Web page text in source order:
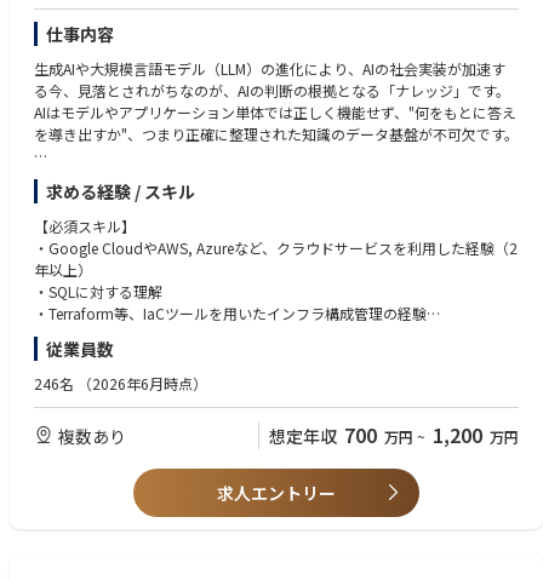
▍入社後のフロー
■Step1 まずは開発体制や既存コードを理解してもらうために
・いくつかの小規模な開発業務（1ヶ月程度）
・既存エンジニアとの開発を通してのコミュニケーション
■Step2 主にお任せしたい業務
・開発の要件検討と設計
・日々のコードレビューと参加エンジニアへのアドバイス
・チームの生産性向上のための開発フロー改善
■Step3 適性に合わせて将来お任せしたい業務
・Step2に加えて技術選定および刷新
・プロジェクトマネジメント
▍組織体制
エンジニア部門：7名（業務委託含む）
・マネジメント：1名
・フルスタックエンジニア：4名
・インフラ：1名
■エンジニアに負担の少ない開発進行
様々な不確実性の中で、自ら積極的に仮説検証を回し、重要な事業ミッシ
ョンを達成して頂きたいため "開発組織” を中心には据えつつ、その周辺
領域（例えばプロダクト戦略、採用体制整備）にも切り込んで、前に進め
られる方や、そういった環境に挑戦していきたいという方を求めておりま
す。
仕事内容
生成AIや大規模言語モデル（LLM）の進化により、AIの社会実装が加速す
る今、見落とされがちなのが、AIの判断の根拠となる「ナレッジ」です。
AIはモデルやアプリケーション単体では正しく機能せず、"何をもとに答え
を導き出すか"、つまり正確に整理された知識のデータ基盤が不可欠です。
Helpfeelは、この「AIナレッジデータ」を支えるAIナレッジ基盤（AIナレッ
ジデータプラットフォーム）を展開するSaaS企業です。企業や自治体、医
療機関、教育機関など、幅広い企業や組織のAI活用を支える"情報インフ
ラ"の構築を支援するプロダクトの開発・提供を行っています。
Helpfeelを代表するプロダクトの「Helpfeel」は、iPhoneの日本語入力シ
ステムを開発した弊社テクニカルフェロー・増井俊之が発明した「意図予
え、生成AIやナレッジ活用の進化に対応する最先端の研究・プロダクト開
発を進めており、企業のAI活用基盤としてさらなる進化を続けています。
※特許番号 第7112155号、第7112156号
要です。Helpfeelの導入により実際に成果が向上していることを証明する
ため、あるいはデータの活用そのものを競争優位性に繋げるためには、信
求める経験 / スキル
【必須スキル】
・Google CloudやAWS, Azureなど、クラウドサービスを利用した経験（2
年以上）
・SQLに対する理解
・Terraform等、IaCツールを用いたインフラ構成管理の経験
・データパイプラインの構築・運用経験
・Linux環境でのオペレーション、シェルスクリプトの活用経験
・Google Cloud Platformを利用した経験
・Apache Airflowの運用経験
・SRE的な視点でのシステム運用改善経験（可観測性の向上、障害対応の
効率化、トイルの削減等）
・BigQueryやSnowflakeなど、SQLをベースにしたデータウェアハウスの
従業員数
246名 （2026年6月時点）
複数あり 想定年収 700 万円 ~ 1,200 万円
求人エントリー